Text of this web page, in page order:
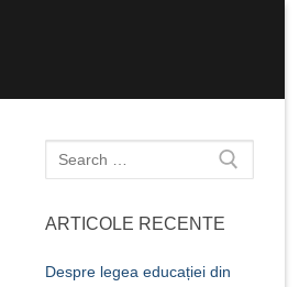
Caută
după:
ARTICOLE RECENTE
Despre legea educației din